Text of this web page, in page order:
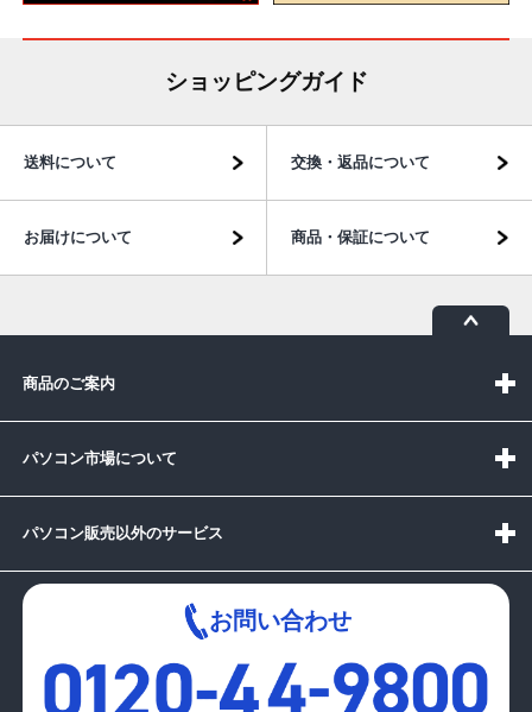
ショッピングガイド
送料について 交換・返品について
お届けについて 商品・保証について
商品のご案内
パソコン市場について
パソコン販売以外のサービス
お問い合わせ